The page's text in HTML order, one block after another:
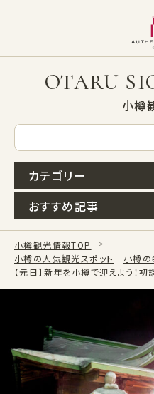
OTARU
小樽
カテゴリー
おすすめ記事
小樽観光情報TOP
小樽の人気観光スポット
小樽の
【元日】新年を小樽で迎えよう！